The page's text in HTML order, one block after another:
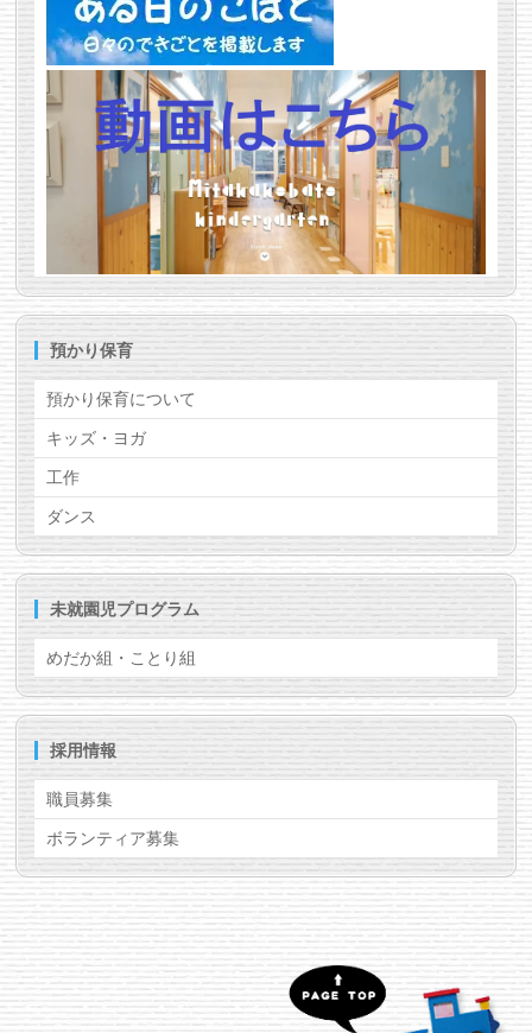
預かり保育
預かり保育について
キッズ・ヨガ
工作
ダンス
未就園児プログラム
めだか組・ことり組
採用情報
職員募集
ボランティア募集